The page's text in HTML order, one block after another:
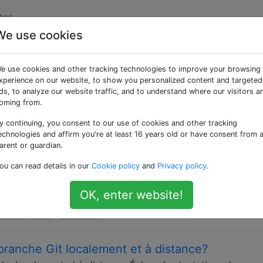
«git»
open source (DVCS). Utilisez cette balise pour
pour les problèmes liés à Git simplement parce qu'un
programmation générales qui impliquent un
commits locaux dans Git?
Overflow на рdedом : Как вернуться (откатиться)
validé les mauvais fichiers dans Git , mais
le serveur. Comment annuler ces validations à partir du
Git localement et à distance?
use cookies
use cookies and other tracking technologies to improve your browsing
on our website, to show you personalized content and targeted
to analyze our website traffic, and to understand where our visitors
from.
continuing, you consent to our use of cookies and other tracking
and affirm you're at least 16 years old or have consent from a
or guardian.
can read details in our Cookie policy and Privacy policy.
OK, enter website!